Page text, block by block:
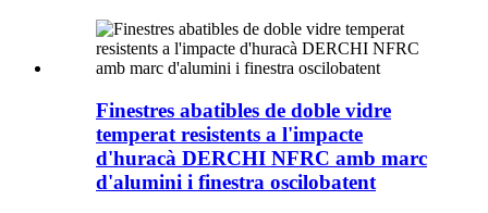
Finestres abatibles de doble vidre
temperat resistents a l'impacte
d'huracà DERCHI NFRC amb marc
d'alumini i finestra oscilobatent